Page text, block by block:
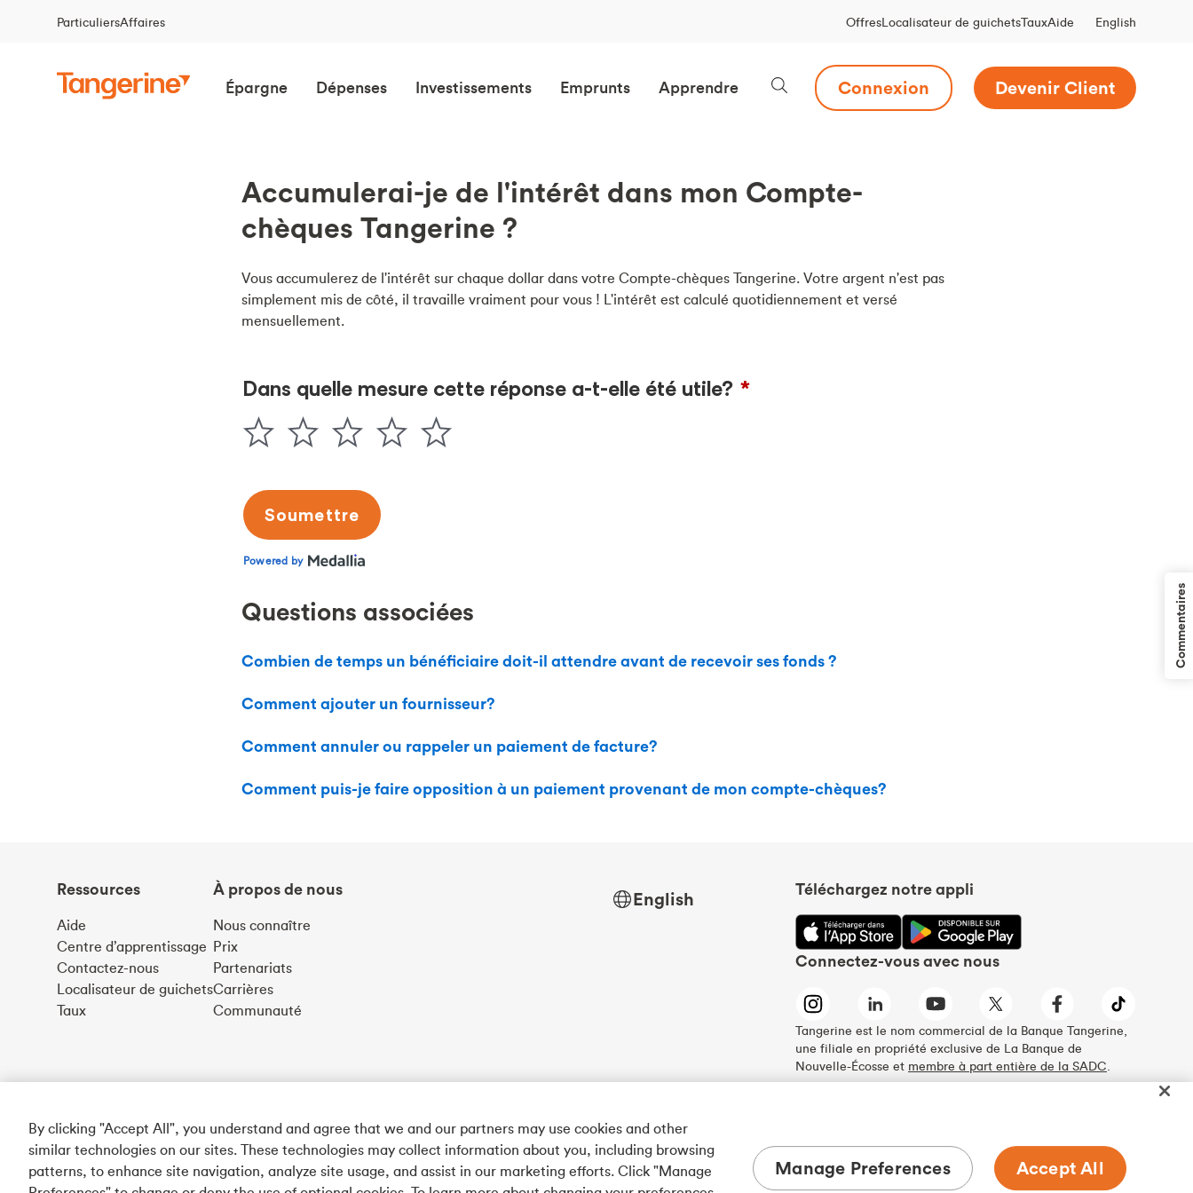
ParticuliersAffaires OffresLocalisateur de guichetsTauxAide English
Épargne Dépenses Investissements Emprunts Apprendre Connexion Devenir Client
Accumulerai-je de l'intérêt dans mon Compte-
chèques Tangerine ?
Vous accumulerez de l'intérêt sur chaque dollar dans votre Compte-chèques Tangerine. Votre argent n'est pas
simplement mis de côté, il travaille vraiment pour vous ! L'intérêt est calculé quotidiennement et versé
mensuellement.
Questions associées
Combien de temps un bénéficiaire doit-il attendre avant de recevoir ses fonds ?
Comment ajouter un fournisseur?
Comment annuler ou rappeler un paiement de facture?
Comment puis-je faire opposition à un paiement provenant de mon compte-chèques?
Ressources
Aide
Centre d’apprentissage
Contactez-nous
Localisateur de guichets
Taux
À propos de nous
Nous connaître
Prix
Partenariats
Carrières
Communauté
English Téléchargez notre appli
Connectez-vous avec nous
Tangerine est le nom commercial de la Banque Tangerine,
une filiale en propriété exclusive de La Banque de
Nouvelle-Écosse et membre à part entière de la SADC.
Commentaires
By clicking "Accept All", you understand and agree that we and our partners may use cookies and other
similar technologies on our sites. These technologies may collect information about you, including browsing
patterns, to enhance site navigation, analyze site usage, and assist in our marketing efforts. Click "Manage
Manage Preferences Accept All